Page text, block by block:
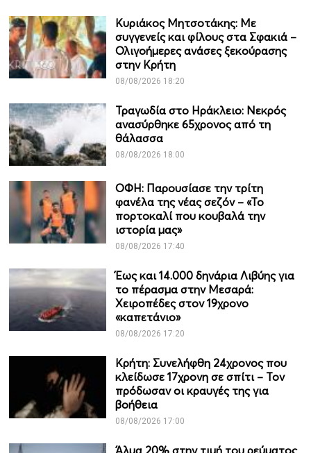
Κυριάκος Μητσοτάκης: Με
συγγενείς και φίλους στα Σφακιά –
Ολιγοήμερες ανάσες ξεκούρασης
στην Κρήτη
08/08/2026 18:20
Τραγωδία στο Ηράκλειο: Νεκρός
ανασύρθηκε 65χρονος από τη
θάλασσα
08/08/2026 18:00
ΟΦΗ: Παρουσίασε την τρίτη
φανέλα της νέας σεζόν – «Το
πορτοκαλί που κουβαλά την
ιστορία μας»
08/08/2026 17:40
Έως και 14.000 δηνάρια Λιβύης για
το πέρασμα στην Μεσαρά:
Χειροπέδες στον 19χρονο
«καπετάνιο»
08/08/2026 17:20
Κρήτη: Συνελήφθη 24χρονος που
κλείδωσε 17χρονη σε σπίτι – Τον
πρόδωσαν οι κραυγές της για
βοήθεια
08/08/2026 17:00